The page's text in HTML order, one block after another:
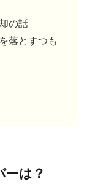
の話
落とすつも
ーは？